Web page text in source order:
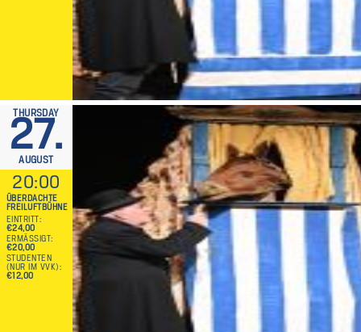
THURSDAY
27.
AUGUST
20:00
ÜBERDACHTE
FREILUFTBÜHNE
EINTRITT
€24,00
ERMÄSSIGT
€20,00
STUDENTEN
(NUR IM VVK)
€12,00